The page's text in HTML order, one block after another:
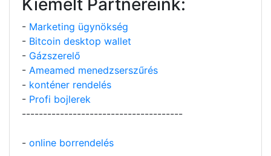
Kiemelt Partnereink:
- Marketing ügynökség
- Bitcoin desktop wallet
- Gázszerelő
- Ameamed menedzserszűrés
- konténer rendelés
- Profi bojlerek
--------------------------------------
- online borrendelés